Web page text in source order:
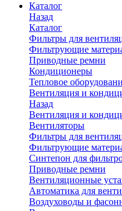
Каталог
Назад
Каталог
Фильтры для
Фильтрующие
Приводные ремни
Кондиционеры
Тепловое
Вентиляция и
Назад
Вентиляция и
Вентиляторы
Фильтры для
Фильтрующие
Синтепон для
Приводные ремни
Вентиляционные
Автоматика для
Воздуховоды и